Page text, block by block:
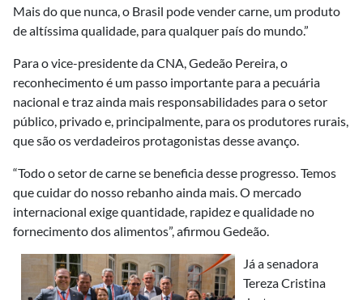
Mais do que nunca, o Brasil pode vender carne, um produto
de altíssima qualidade, para qualquer país do mundo.”
Para o vice-presidente da CNA, Gedeão Pereira, o
reconhecimento é um passo importante para a pecuária
nacional e traz ainda mais responsabilidades para o setor
público, privado e, principalmente, para os produtores rurais,
que são os verdadeiros protagonistas desse avanço.
“Todo o setor de carne se beneficia desse progresso. Temos
que cuidar do nosso rebanho ainda mais. O mercado
internacional exige quantidade, rapidez e qualidade no
fornecimento dos alimentos”, afirmou Gedeão.
Já a senadora
Tereza Cristina